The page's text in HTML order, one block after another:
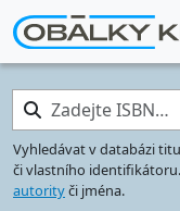
Zadejte ISBN…
Vyhledávat v databázi
či vlastního
autorityči jména.